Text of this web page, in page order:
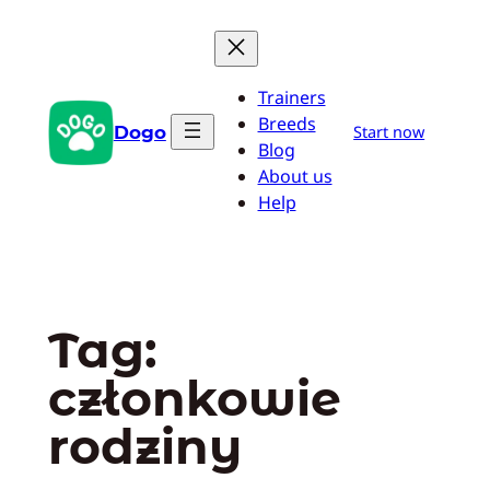
Dogo
Trainers
Breeds
Blog
About us
Help
Start now
Tag:
członkowie
rodziny